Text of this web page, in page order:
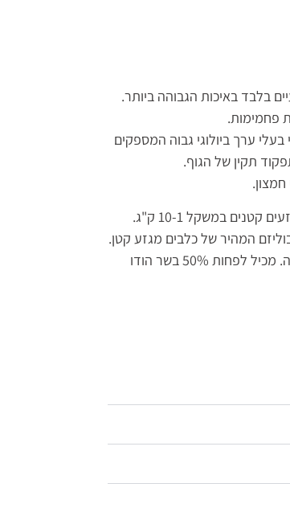
בלבד באיכות הגבוהה ביותר.
פחמימות.
מהחי בעלי ערך ביולוגי גבוה המספקים
תקין של הגוף.
אוונט פריים- מזון מלא ומאוזן לכלבים בוגרים מגזעים קטנים במשקל 10-1 ק"ג.
המהיר של כלבים מגזע קטן.
כופתאות קטנות המותאמות למבנה השיניים והפה. מכיל לפחות 50% בשר הודו